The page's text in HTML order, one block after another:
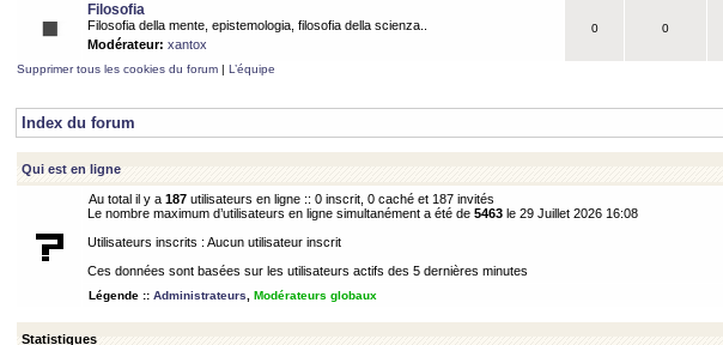
Filosofia
Filosofia della mente, epistemologia, filosofia della scienza..
Modérateur: xantox
0 0
Supprimer tous les cookies du forum | L’équipe
Index du forum
Qui est en ligne
Au total il y a 187 utilisateurs en ligne :: 0 inscrit, 0 caché et 187 invités
Le nombre maximum d’utilisateurs en ligne simultanément a été de 5463 le 29 Juillet 2026 16:08
Utilisateurs inscrits : Aucun utilisateur inscrit
Ces données sont basées sur les utilisateurs actifs des 5 dernières minutes
Légende :: Administrateurs Modérateurs globaux
Statistiques